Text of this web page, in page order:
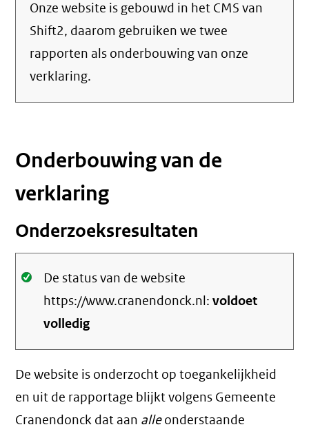
Onze website is gebouwd in het CMS van
Shift2, daarom gebruiken we twee
rapporten als onderbouwing van onze
verklaring.
Onderbouwing van de
verklaring
Onderzoeksresultaten
Oké.
De status van de website
https://www.cranendonck.nl:voldoet
volledig
De website is onderzocht op toegankelijkheid
en uit de rapportage blijkt volgens Gemeente
Cranendonck dat aan alleonderstaande